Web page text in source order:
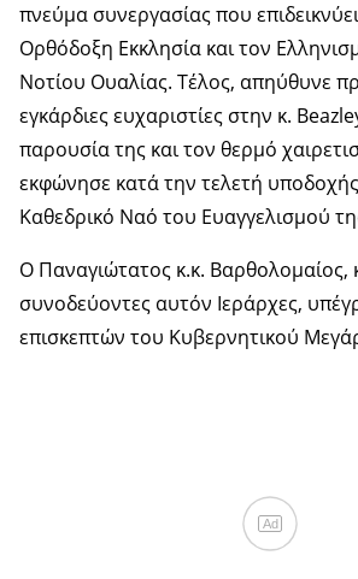
πνεύμα συνεργασίας που
Ορθόδοξη Εκκλησία και τον
Νοτίου Ουαλίας. Τέλος, απηύθυνε
εγκάρδιες ευχαριστίες στην κ.
παρουσία της και τον θερμό
εκφώνησε κατά την τελετή
Καθεδρικό Ναό του Ευαγγελισμού
Ο Παναγιώτατος κ.κ. Βαρθολομαίος,
συνοδεύοντες αυτόν Ιεράρχες,
επισκεπτών του Κυβερνητικού
Ad